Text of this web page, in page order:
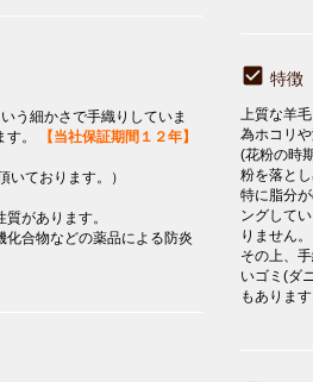
う細かさで手織りしていま
。
【当社保証期間１２年】
いております。）
があります。
化合物などの薬品による防炎
特徴
上質な羊
為ホコリ
(花粉の時
粉を落と
特に脂分
ングして
りません。
その上、
いゴミ(ダ
もありま